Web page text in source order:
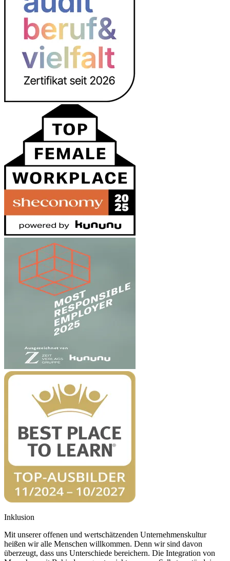
Inklusion
Mit unserer offenen und wertschätzenden Unternehmenskultur
heißen wir alle Menschen willkommen. Denn wir sind davon
überzeugt, dass uns Unterschiede bereichern. Die Integration von